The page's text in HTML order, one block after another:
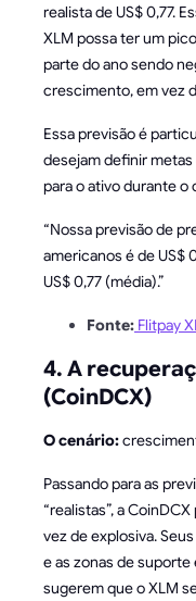
realista de US$ 0,77.
XLM possa ter um
parte do ano sendo
crescimento, em vez
Essa previsão é
desejam definir
para o ativo durante o
“Nossa previsão de
americanos é de US$
US$ 0,77 (média).”
Fonte: Flitpay
4. A
(CoinDCX)
O cenário:
Passando para as
“realistas”, a
vez de explosiva.
e as zonas de suporte
sugerem que o XLM